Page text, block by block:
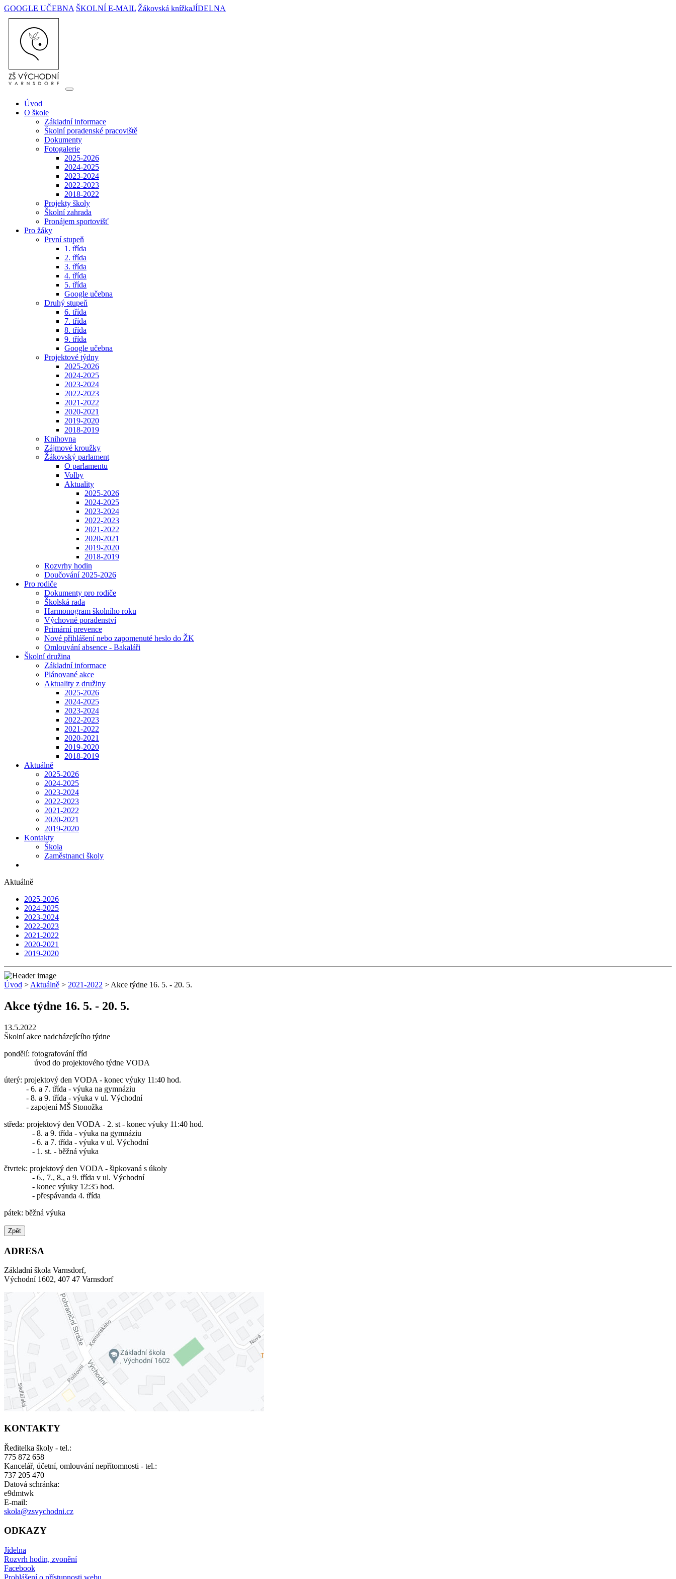
GOOGLE UČEBNA ŠKOLNÍ E-MAIL Žákovská knížkaJÍDELNA
Úvod
O škole
Základní informace
Školní poradenské pracoviště
Dokumenty
Fotogalerie
2025-2026
2024-2025
2023-2024
2022-2023
2018-2022
Projekty školy
Školní zahrada
Pronájem sportovišť
Pro žáky
První stupeň
1. třída
2. třída
3. třída
4. třída
5. třída
Google učebna
Druhý stupeň
6. třída
7. třída
8. třída
9. třída
Google učebna
Projektové týdny
2025-2026
2024-2025
2023-2024
2022-2023
2021-2022
2020-2021
2019-2020
2018-2019
Knihovna
Zájmové kroužky
Žákovský parlament
O parlamentu
Volby
Aktuality
2025-2026
2024-2025
2023-2024
2022-2023
2021-2022
2020-2021
2019-2020
2018-2019
Rozvrhy hodin
Doučování 2025-2026
Pro rodiče
Dokumenty pro rodiče
Školská rada
Harmonogram školního roku
Výchovné poradenství
Primární prevence
Nové přihlášení nebo zapomenuté heslo do ŽK
Omlouvání absence - Bakaláři
Školní družina
Základní informace
Plánované akce
Aktuality z družiny
2025-2026
2024-2025
2023-2024
2022-2023
2021-2022
2020-2021
2019-2020
2018-2019
Aktuálně
2025-2026
2024-2025
2023-2024
2022-2023
2021-2022
2020-2021
2019-2020
Kontakty
Škola
Zaměstnanci školy
Aktuálně
2025-2026
2024-2025
2023-2024
2022-2023
2021-2022
2020-2021
2019-2020
Úvod > Aktuálně > 2021-2022 > Akce týdne 16. 5. - 20. 5.
Akce týdne 16. 5. - 20. 5.
13.5.2022
Školní akce nadcházejícího týdne
pondělí: fotografování tříd
úvod do projektového týdne VODA
úterý: projektový den VODA - konec výuky 11:40 hod.
- 6. a 7. třída - výuka na gymnáziu
- 8. a 9. třída - výuka v ul. Východní
- zapojení MŠ Stonožka
středa: projektový den VODA - 2. st - konec výuky 11:40 hod.
- 8. a 9. třída - výuka na gymnáziu
- 6. a 7. třída - výuka v ul. Východní
- 1. st. - běžná výuka
čtvrtek: projektový den VODA - šipkovaná s úkoly
- 6., 7., 8., a 9. třída v ul. Východní
- konec výuky 12:35 hod.
- přespávanda 4. třída
pátek: běžná výuka
Zpět
ADRESA
Základní škola Varnsdorf,
Východní 1602, 407 47 Varnsdorf
KONTAKTY
Ředitelka školy - tel.:
775 872 658
Kancelář, účetní, omlouvání nepřítomnosti - tel.:
737 205 470
Datová schránka:
e9dmtwk
E-mail:
skola@zsvychodni.cz
ODKAZY
Jídelna
Rozvrh hodin, zvonění
Facebook